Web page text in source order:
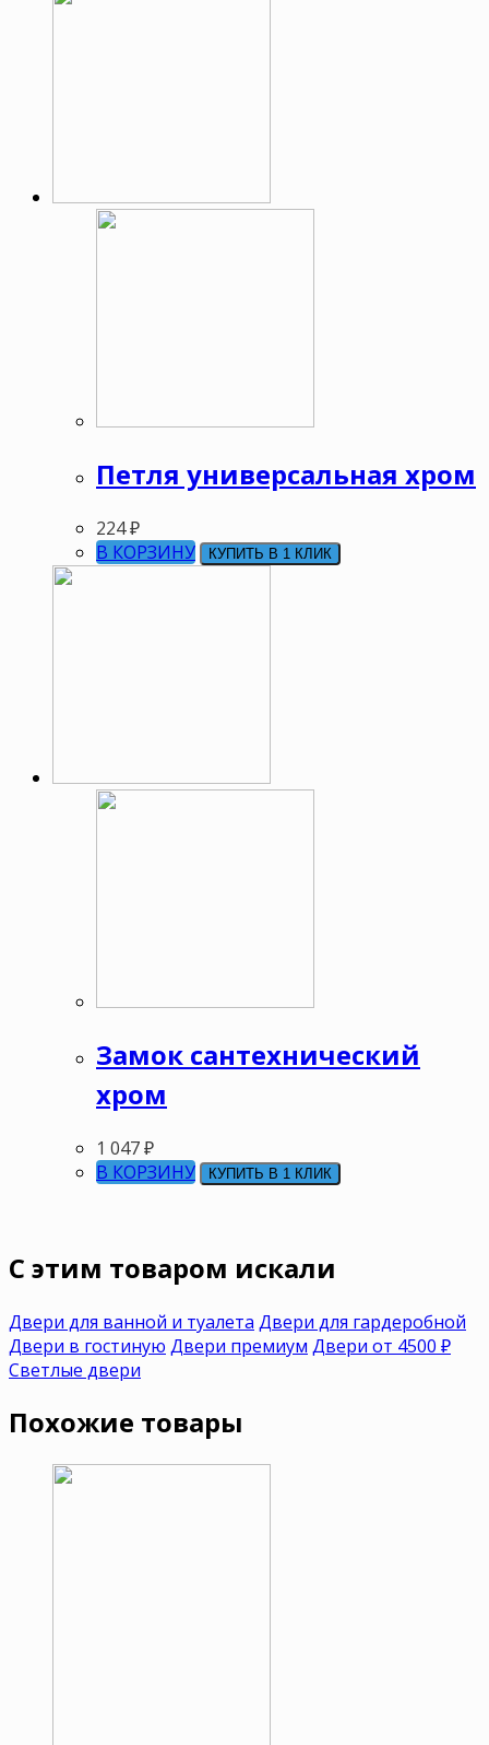
Петля универсальная хром
224₽
В КОРЗИНУ
КУПИТЬ В 1 КЛИК
Замок сантехнический
хром
1 047₽
В КОРЗИНУ
КУПИТЬ В 1 КЛИК
C этим товаром искали
Двери для ванной и туалета Двери для гардеробной
Двери в гостиную Двери премиум Двери от 4500 ₽
Светлые двери
Похожие товары